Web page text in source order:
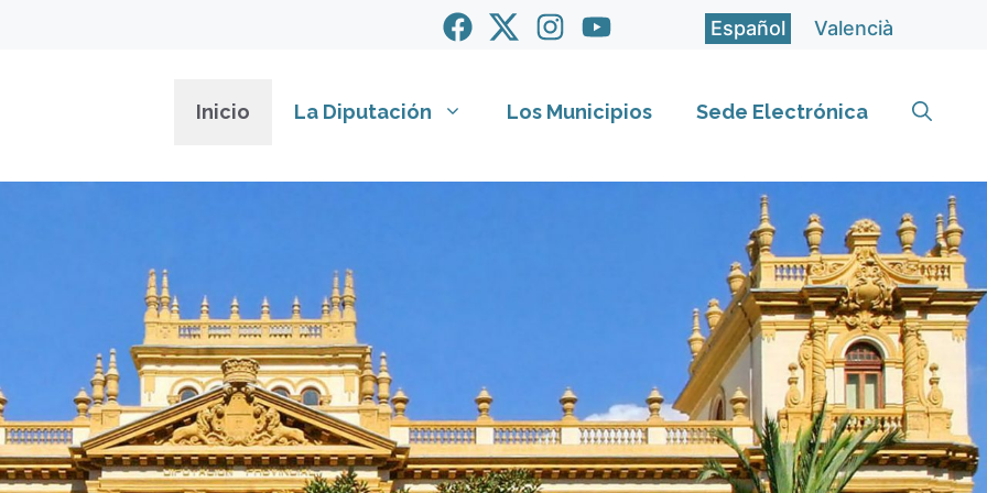
Español Valencià
Inicio La Diputación Los Municipios Sede Electrónica